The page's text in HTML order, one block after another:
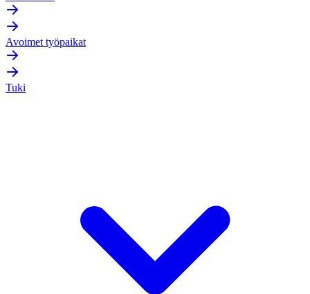
Avoimet työpaikat
Tuki